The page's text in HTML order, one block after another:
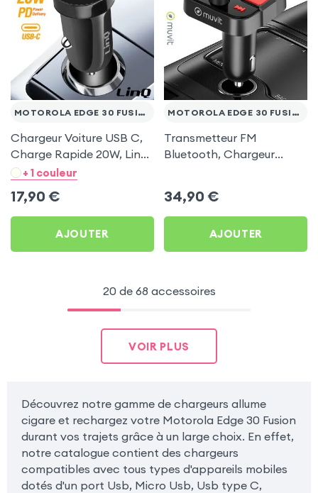
MOTOROLA EDGE 30 FUSION
Chargeur Voiture USB C,
Charge Rapide 20W, LinQ
- Noir pour Motorola Edge
+ 1 couleur
17,90 €
AJOUTER
MOTOROLA EDGE 30 FUSION
Transmetteur FM
Bluetooth, Chargeur
34,90 €
AJOUTER
20 de 68 accessoires
VOIR PLUS
Découvrez notre gamme de chargeurs allume
cigare et rechargez votre Motorola Edge 30 Fusion
durant vos trajets grâce à un large choix. En effet,
notre catalogue contient des chargeurs
compatibles avec tous types d'appareils mobiles
dotés d'un port Usb, Micro Usb, Usb type C,